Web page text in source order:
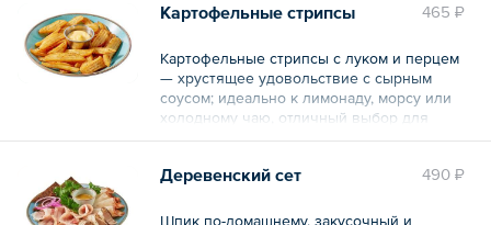
приятную остроту. Отлично подойдут для
сытно!
Общий вес – 140 г
465 ₽
Картофельные стрипсы
Картофельные стрипсы с луком и перцем
— хрустящее удовольствие с сырным
соусом; идеально к лимонаду, морсу или
холодному чаю, отличный выбор для
вечеринки или перекуса перед фильмом.
Общий вес – 180 г 490 ₽
Деревенский сет
Шпик по-домашнему, закусочный и